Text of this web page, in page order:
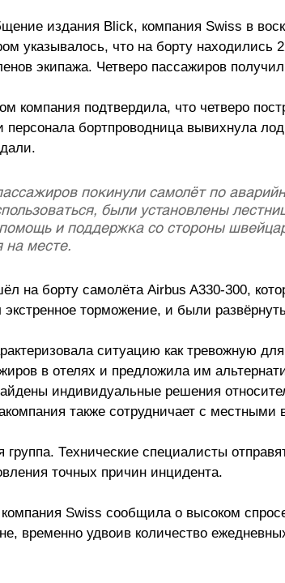
издания Blick, компания Swiss в
указывалось, что на борту находились
экипажа. Четверо пассажиров
компания подтвердила, что четверо
персонала бортпроводница вывихнула
покинули самолёт по
были установлены
и поддержка со стороны
на месте.
на борту самолёта Airbus A330-300,
экстренное торможение, и были
ситуацию как тревожную
в отелях и предложила им
индивидуальные решения
также сотрудничает с местными
группа. Технические специалисты
точных причин инцидента.
Swiss сообщила о высоком
временно удвоив количество